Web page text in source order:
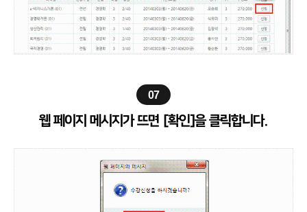
07
웹 페이지 메시지가 뜨면 [확인]을 클릭합니다.